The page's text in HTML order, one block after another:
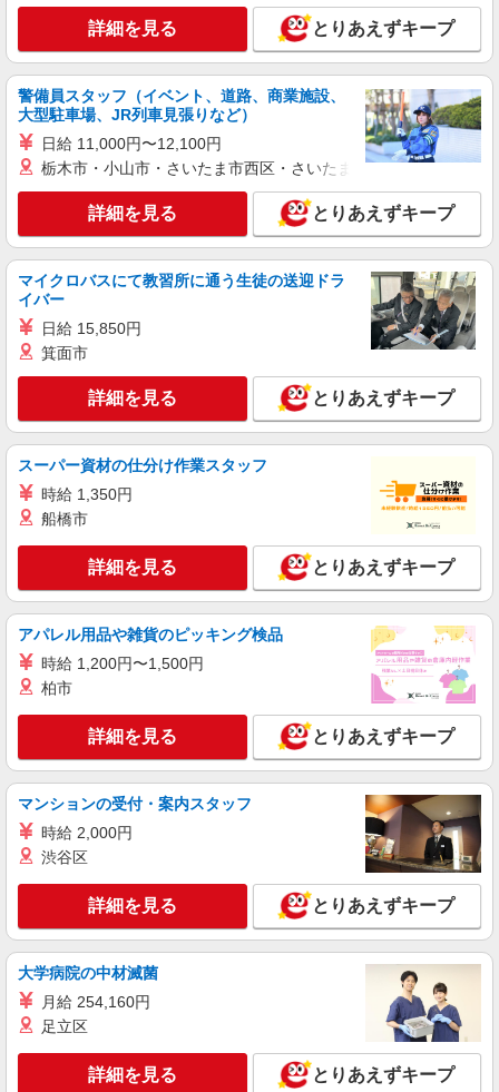
詳細を見る とりあえずキープ
警備員スタッフ（イベント、道路、商業施設、
大型駐車場、JR列車見張りなど）
日給 11,000円〜12,100円
栃木市・小山市・さいたま市西区・さいたま市岩槻区・久喜市・
詳細を見る とりあえずキープ
マイクロバスにて教習所に通う生徒の送迎ドラ
イバー
日給 15,850円
箕面市
詳細を見る とりあえずキープ
スーパー資材の仕分け作業スタッフ
時給 1,350円
船橋市
詳細を見る とりあえずキープ
アパレル用品や雑貨のピッキング検品
時給 1,200円〜1,500円
柏市
詳細を見る とりあえずキープ
マンションの受付・案内スタッフ
時給 2,000円
渋谷区
詳細を見る とりあえずキープ
大学病院の中材滅菌
月給 254,160円
足立区
詳細を見る とりあえずキープ